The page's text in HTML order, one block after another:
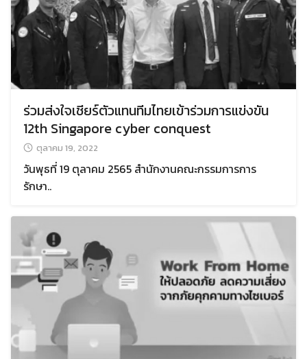
ร่วมส่งใจเชียร์ตัวแทนทีมไทยเข้าร่วมการแข่งขัน
12th Singapore cyber conquest
ตุลาคม 19, 2022
วันพุธที่ 19 ตุลาคม 2565 สำนักงานคณะกรรมการการ
รักษา..